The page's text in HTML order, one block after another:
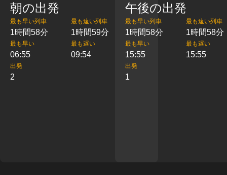
朝の出発
最も早い列車
1時間58分
最も遠い列車
1時間59分
最も早い
06:55
最も遅い
09:54
出発
2
午後の出発
最も早い列車
1時間58分
最も遠い列車
1時間58分
最も早い
15:55
最も遅い
15:55
出発
1